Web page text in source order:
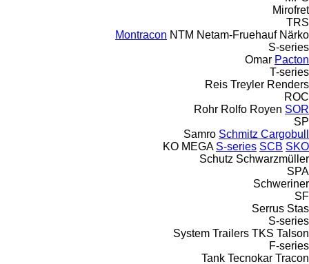
Mirofret
TRS
Montracon NTM Netam-Fruehauf Närko
S-series
Omar Pacton
T-series
Reis Treyler Renders
ROC
Rohr Rolfo Royen SOR
SP
Samro Schmitz Cargobull
KO MEGA S-series SCB SKO
Schutz Schwarzmüller
SPA
Schweriner
SF
Serrus Stas
S-series
System Trailers TKS Talson
F-series
Tank Tecnokar Tracon